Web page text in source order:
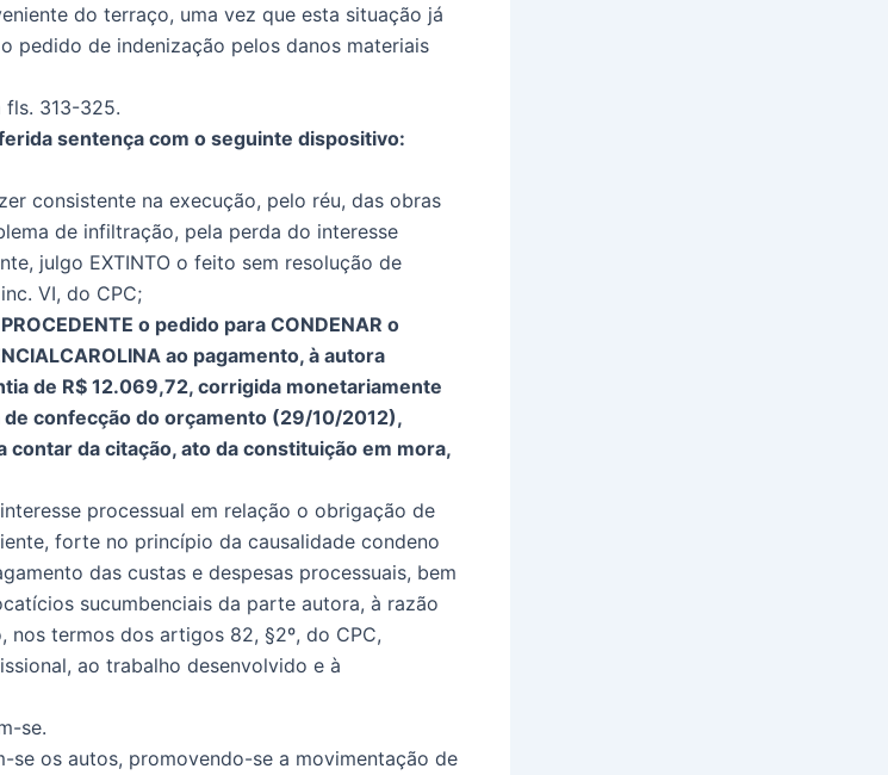
do terraço, uma vez que esta situação já
pedido de indenização pelos danos materiais
fls. 313-325.
sentença com o seguinte dispositivo:
consistente na execução, pelo réu, das obras
de infiltração, pela perda do interesse
julgo EXTINTO o feito sem resolução de
VI, do CPC;
o pedido para CONDENAR o
ao pagamento, à autora
de R$ 12.069,72, corrigida monetariamente
de confecção do orçamento (29/10/2012),
da citação, ato da constituição em mora,
processual em relação o obrigação de
forte no princípio da causalidade condeno
das custas e despesas processuais, bem
sucumbenciais da parte autora, à razão
nos termos dos artigos 82, §2º, do CPC,
ao trabalho desenvolvido e à
se.
se os autos, promovendo-se a movimentação de